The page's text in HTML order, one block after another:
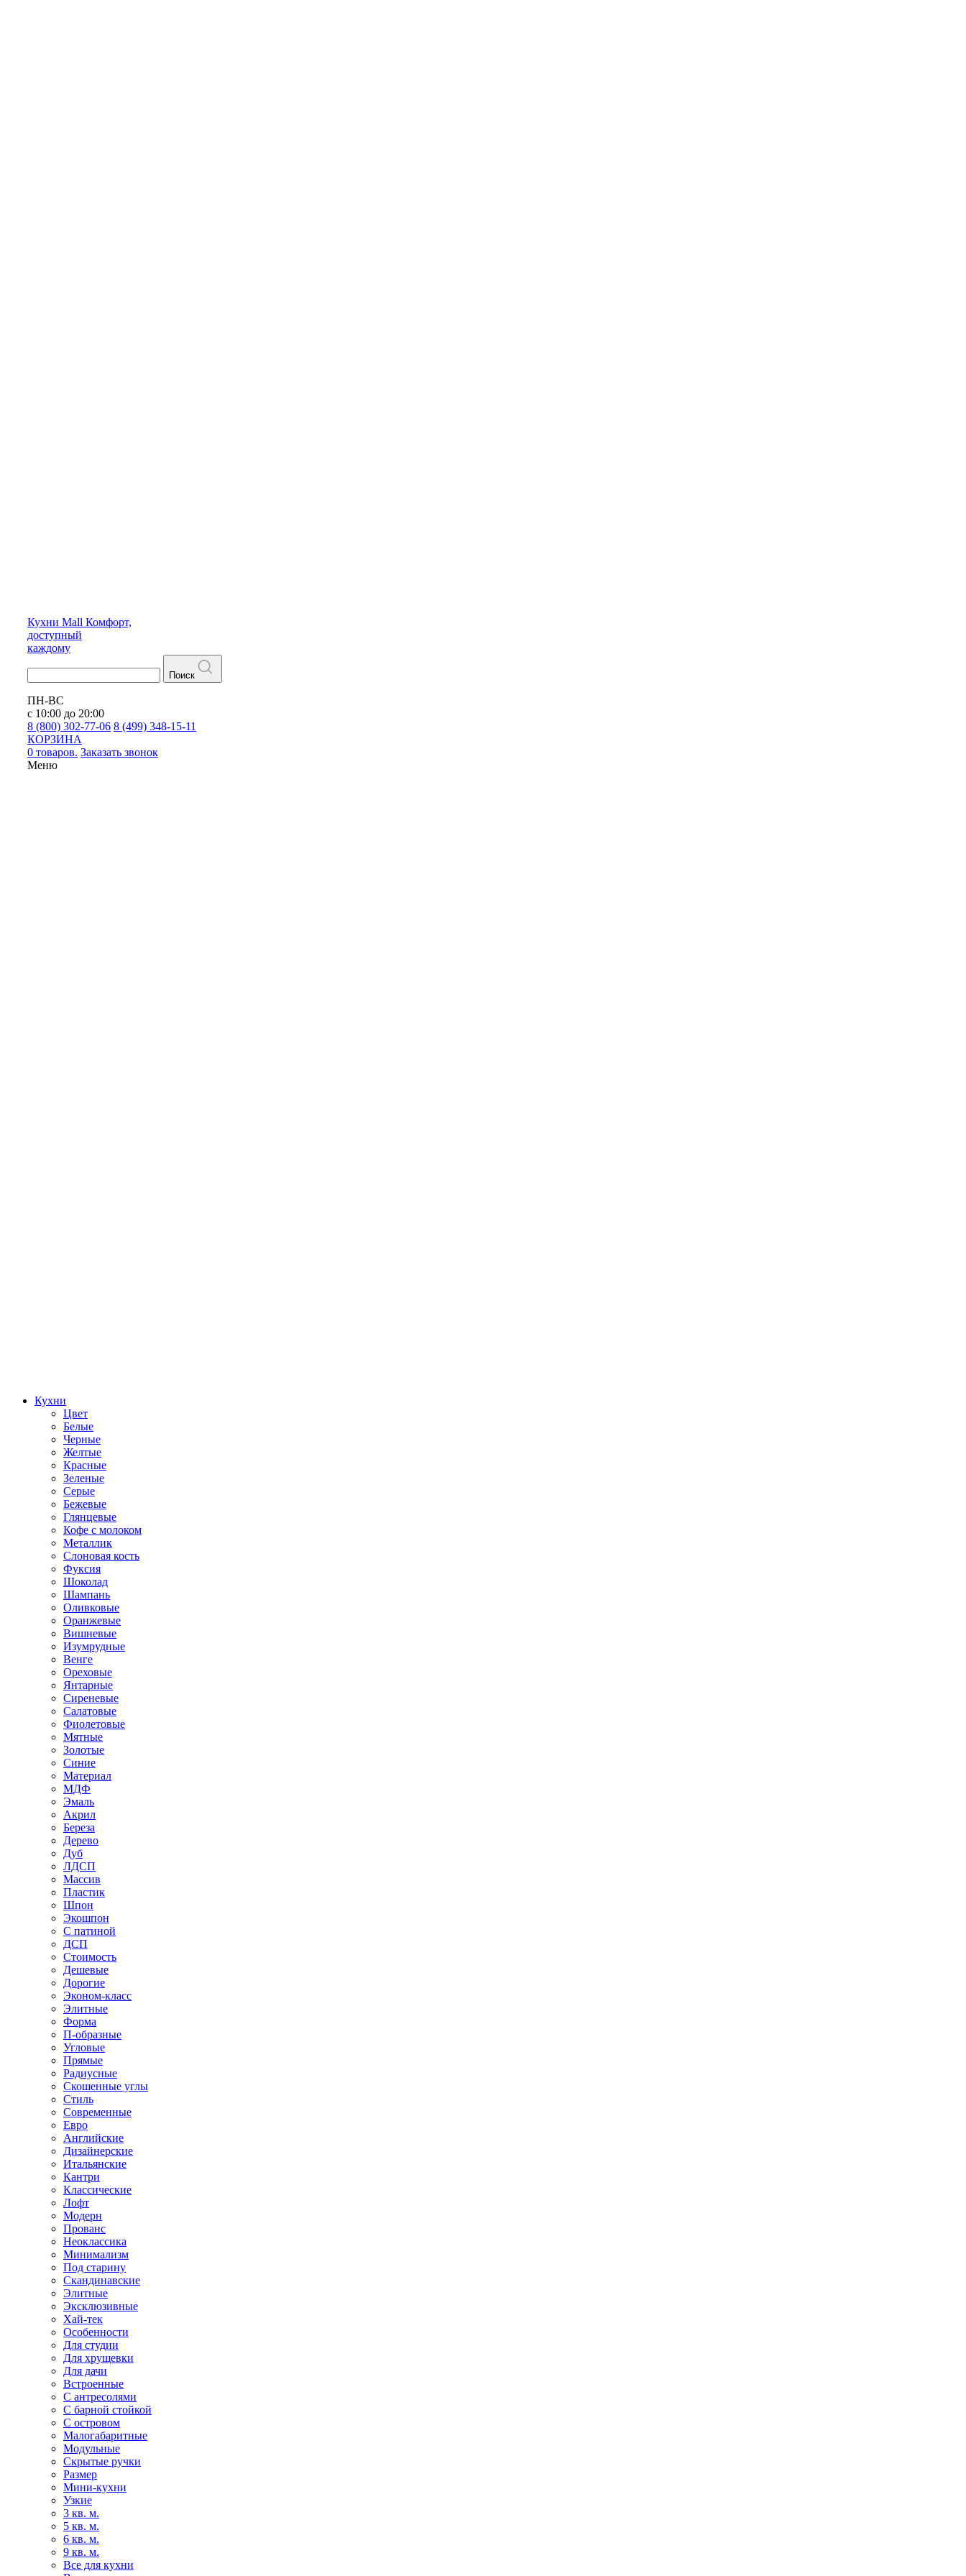
Кухни Mall Комфорт,
доступный
каждому
Поиск
ПН-ВС
с 10:00 до 20:00
8 (800) 302-77-06 8 (499) 348-15-11
КОРЗИНА
0 товаров. Заказать звонок
Меню
Кухни
Цвет
Белые
Черные
Желтые
Красные
Зеленые
Серые
Бежевые
Глянцевые
Кофе с молоком
Металлик
Слоновая кость
Фуксия
Шоколад
Шампань
Оливковые
Оранжевые
Вишневые
Изумрудные
Венге
Ореховые
Янтарные
Сиреневые
Салатовые
Фиолетовые
Мятные
Золотые
Синие
Материал
МДФ
Эмаль
Акрил
Береза
Дерево
Дуб
ЛДСП
Массив
Пластик
Шпон
Экошпон
С патиной
ДСП
Стоимость
Дешевые
Дорогие
Эконом-класс
Элитные
Форма
П-образные
Угловые
Прямые
Радиусные
Скошенные углы
Стиль
Современные
Евро
Английские
Дизайнерские
Итальянские
Кантри
Классические
Лофт
Модерн
Прованс
Неоклассика
Минимализм
Под старину
Скандинавские
Элитные
Эксклюзивные
Хай-тек
Особенности
Для студии
Для хрущевки
Для дачи
Встроенные
С антресолями
С барной стойкой
С островом
Малогабаритные
Модульные
Скрытые ручки
Размер
Мини-кухни
Узкие
3 кв. м.
5 кв. м.
6 кв. м.
9 кв. м.
Все для кухни